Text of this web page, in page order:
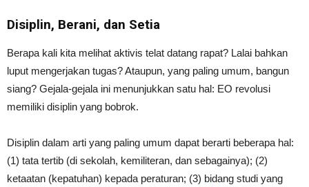
Disiplin, Berani, dan Setia
Berapa kali kita melihat aktivis telat datang rapat? Lalai bahkan
luput mengerjakan tugas? Ataupun, yang paling umum, bangun
siang? Gejala-gejala ini menunjukkan satu hal: EO revolusi
memiliki disiplin yang bobrok.
Disiplin dalam arti yang paling umum dapat berarti beberapa hal:
(1) tata tertib (di sekolah, kemiliteran, dan sebagainya); (2)
ketaatan (kepatuhan) kepada peraturan; (3) bidang studi yang